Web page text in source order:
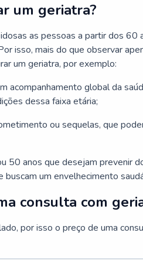
um geriatra?
as pessoas a partir dos 60
isso, mais do que observar
um geriatra, por exemplo:
acompanhamento global da
dessa faixa etária;
ou sequelas, que
50 anos que desejam prevenir
um envelhecimento
consulta com
por isso o preço de uma